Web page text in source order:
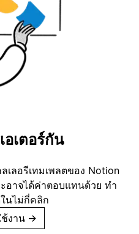
อเตอร์กัน
เลอรีเทมเพลตของ Notion
อาจได้ค่าตอบแทนด้วย ทำ
นไม่กี่คลิก
ช้งาน →